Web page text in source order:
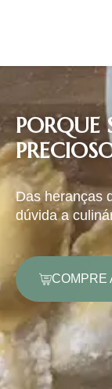
PORQUE
Das heranças
dúvida a
COMPRE